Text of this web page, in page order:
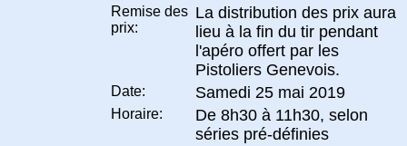
Remise des
prix:
La distribution des prix aura
lieu à la fin du tir pendant
l'apéro offert par les
Pistoliers Genevois.
Date: Samedi 25 mai 2019
Horaire:
De 8h30 à 11h30, selon
séries pré-définies